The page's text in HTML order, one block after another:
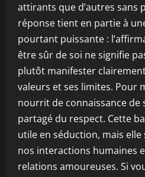
attirants que d’autres sans
réponse tient en partie à
pourtant puissante :
être sûr de soi ne signifie
plutôt manifester
valeurs et ses limites. Pour
nourrit de connaissance de
partagé du respect. Cette
utile en séduction, mais
nos interactions humaines
relations amoureuses. Si